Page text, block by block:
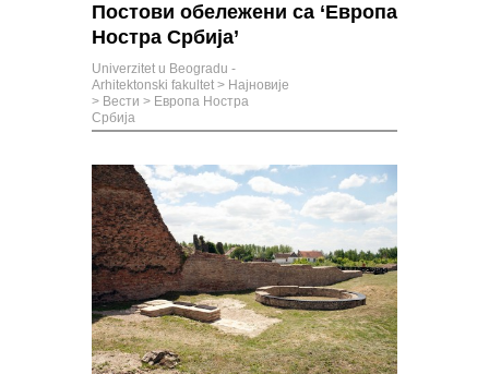
Постови обележени са ‘Европа
Ностра Србија’
Univerzitet u Beogradu -
Arhitektonski fakultet > Најновије
> Вести > Европа Ностра
Србија